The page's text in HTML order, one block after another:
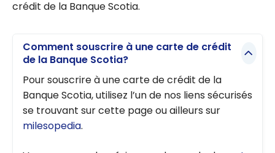
crédit de la Banque Scotia.
Comment souscrire à une carte de crédit
de la Banque Scotia?
Pour souscrire à une carte de crédit de la
Banque Scotia, utilisez l’un de nos liens sécurisés
se trouvant sur cette page ou ailleurs sur
milesopedia.